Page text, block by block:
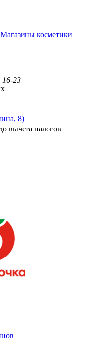
косметики
16-23
8)
до вычета налогов